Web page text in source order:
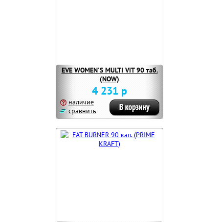
EVE WOMEN'S MULTI VIT 90 таб.
(NOW)
4 231 р
наличие
сравнить